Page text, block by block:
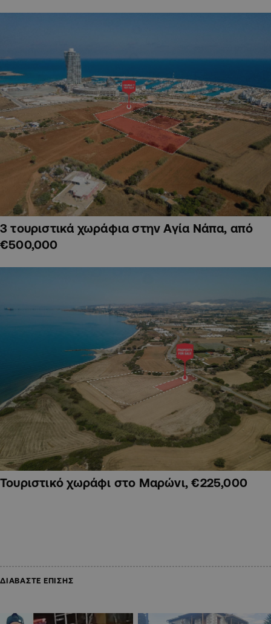
3 τουριστικά χωράφια στην Αγία Νάπα, από
€500,000
Τουριστικό χωράφι στο Μαρώνι, €225,000
ΔΙΑΒΑΣΤΕ ΕΠΙΣΗΣ